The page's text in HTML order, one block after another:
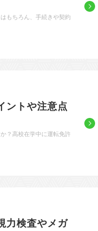
もちろん、手続きや契約
ントや注意点
？高校在学中に運転免許
力検査やメガ